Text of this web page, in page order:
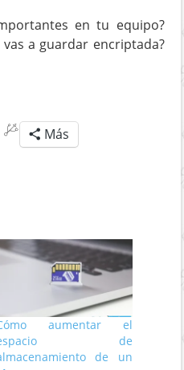
en tu equipo?
a guardar encriptada?
Más
aumentar el
de
de un